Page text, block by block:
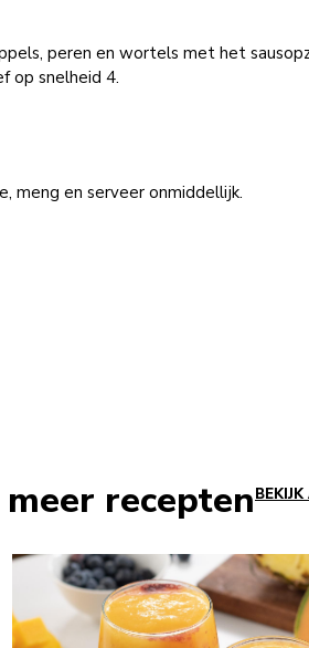
peren en wortels met het
op snelheid 4.
meng en serveer onmiddellijk.
recepten